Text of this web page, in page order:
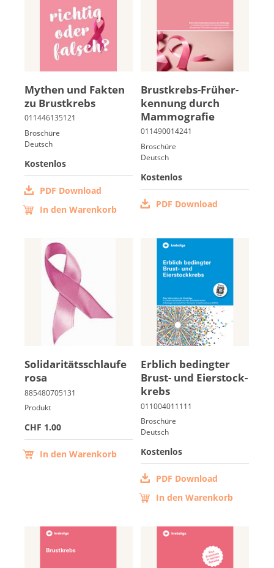
My­then und Fak­ten
zu Brust­krebs
Broschüre
Deutsch
Kostenlos
PDF Download
In den Warenkorb
Brust­krebs-Früh­er­
ken­nung durch
Mam­mo­gra­fie
Broschüre
Deutsch
Kostenlos
PDF Download
So­li­da­ri­täts­schlau­fe
ro­sa
Produkt
CHF 1.00
In den Warenkorb
Erb­lich be­ding­ter
Brust- und Ei­er­stock­
krebs
Broschüre
Deutsch
Kostenlos
PDF Download
In den Warenkorb